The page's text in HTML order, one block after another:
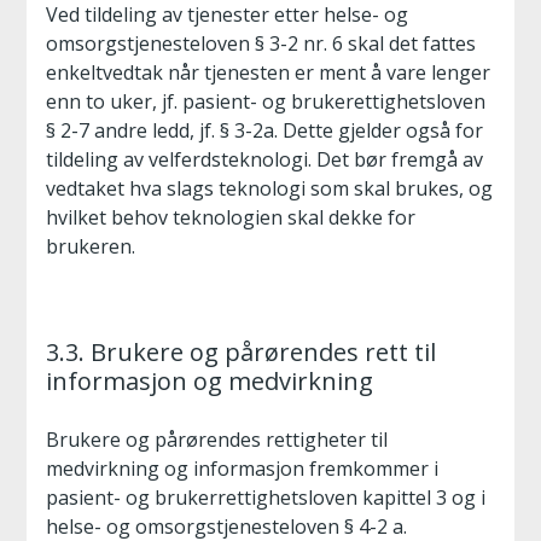
Ved tildeling av tjenester etter helse- og
omsorgstjenesteloven § 3-2 nr. 6 skal det fattes
enkeltvedtak når tjenesten er ment å vare lenger
enn to uker, jf. pasient- og brukerettighetsloven
§ 2-7 andre ledd, jf. § 3-2a. Dette gjelder også for
tildeling av velferdsteknologi. Det bør fremgå av
vedtaket hva slags teknologi som skal brukes, og
hvilket behov teknologien skal dekke for
brukeren.
3.3. Brukere og pårørendes rett til
informasjon og medvirkning
Brukere og pårørendes rettigheter til
medvirkning og informasjon fremkommer i
pasient- og brukerrettighetsloven kapittel 3 og i
helse- og omsorgstjenesteloven § 4-2 a.